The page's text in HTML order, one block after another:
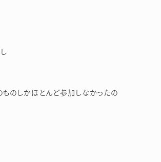
のしかほとんど参加しなかったの